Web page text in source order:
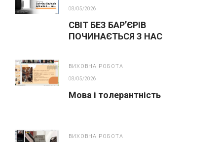
08/05/2026
СВІТ БЕЗ БАР’ЄРІВ
ПОЧИНАЄТЬСЯ З НАС
ВИХОВНА РОБОТА
08/05/2026
Мова і толерантність
ВИХОВНА РОБОТА